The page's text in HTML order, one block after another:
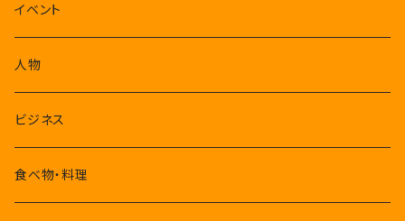
1-3月
4-6月
7-9月
10-12月
イベント
人物
ビジネス
食べ物・料理